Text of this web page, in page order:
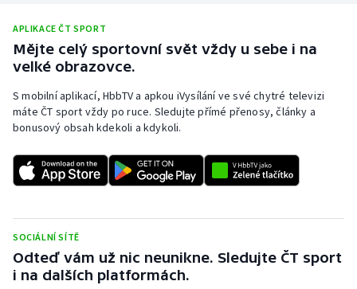
APLIKACE ČT SPORT
Mějte celý sportovní svět vždy u sebe i na
velké obrazovce.
S mobilní aplikací, HbbTV a apkou iVysílání ve své chytré televizi
máte ČT sport vždy po ruce. Sledujte přímé přenosy, články a
bonusový obsah kdekoli a kdykoli.
SOCIÁLNÍ SÍTĚ
Odteď vám už nic neunikne. Sledujte ČT sport
i na dalších platformách.